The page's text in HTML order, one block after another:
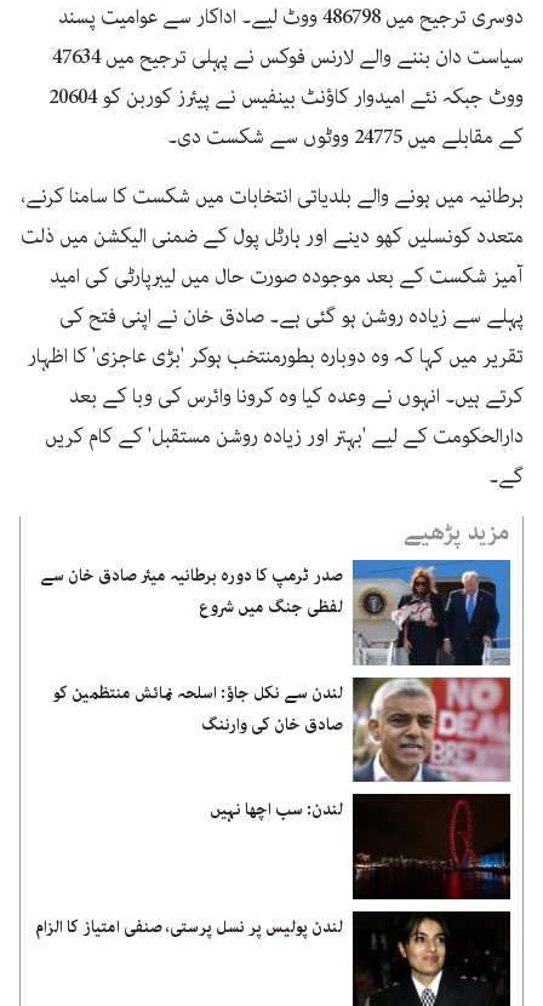
دوسری ترجیح میں 486798 ووٹ لیے۔ اداکار سے عوامیت پسند
سیاست دان بننے والے لارنس فوکس نے پہلی ترجیح میں 47634
ووٹ جبکہ نئے امیدوار کاؤنٹ بینفیس نے پیئرز کوربن کو 20604
کے مقابلے میں 24775 ووٹوں سے شکست دی۔
برطانیہ میں ہونے والے بلدیاتی انتخابات میں شکست کا سامنا کرنے،
متعدد کونسلیں کھو دینے اور ہارٹل پول کے ضمنی الیکشن میں ذلت
آمیز شکست کے بعد موجودہ صورت حال میں لیبرپارٹی کی امید
پہلے سے زیادہ روشن ہو گئی ہے۔ صادق خان نے اپنی فتح کی
تقریر میں کہا کہ وہ دوبارہ بطورمنتخب ہوکر 'بڑی عاجزی' کا اظہار
کرتے ہیں۔ انہوں نے وعدہ کیا وہ کرونا وائرس کی وبا کے بعد
دارالحکومت کے لیے 'بہتر اور زیادہ روشن مستقبل' کے کام کریں
گے۔
مزید پڑھیے
صدر ٹرمپ کا دورہ برطانیہ میئر صادق خان سے
لفظی جنگ میں شروع
لندن سے نکل جاؤ: اسلحہ نمائش منتظمین کو
صادق خان کی وارننگ
لندن: سب اچھا نہیں
لندن پولیس پر نسل پرستی، صنفی امتیاز کا الزام